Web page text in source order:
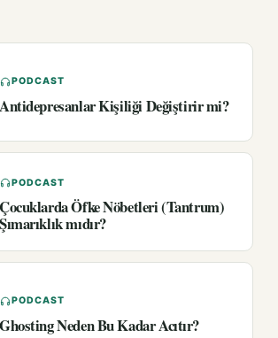
PODCAST
Antidepresanlar Kişiliği Değiştirir mi?
PODCAST
Çocuklarda Öfke Nöbetleri (Tantrum)
Şımarıklık mıdır?
PODCAST
Ghosting Neden Bu Kadar Acıtır?